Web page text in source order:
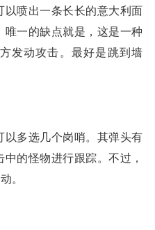
喷出一条长长的意大利面
一的缺点就是，这是一种
发动攻击。最好是跳到墙
多选几个岗哨。其弹头有
的怪物进行跟踪。不过，
。